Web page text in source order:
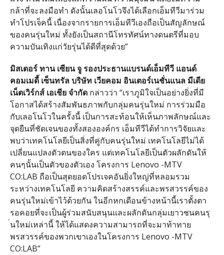
กล้าที่จะลงมือทำ ดังนั้นเลอโนโวจึงได้เลือกเอ็มทีวีมาร่วม
ทำโปรเจ็คนี้ เนื่องจากรายการเอ็มทีวีเองถือเป็นสัญลักษณ์
ของคนรุ่นใหม่ ทั้งยังเป็นสถานีโทรทัศน์ทางดนตรีที่มอบ
ความบันเทิงแก่วัยรุ่นได้ดีที่สุดด้วย”
มิสเตอร์ ทาน เซียน จู รองประธานแบรนด์เอ็มทีวี แอนด์
คอมเมดี้ เซ็นทรัล บริษัท เวียคอม อินเตอร์เนชั่นแนล มีเดีย
เน็ตเวิร์กส์ เอเชีย จำกัดกล่าวว่า “เราภูมิใจเป็นอย่างยิ่งที่มี
โอกาสได้สร้างสัมพันธภาพกับกลุ่มคนรุ่นใหม่ การร่วมมือ
กับเลอโนโวในครั้งนี้ เป็นการสะท้อนให้เห็นภาพลักษณ์และ
จุดยืนที่ชัดเจนของทั้งสององค์กร เอ็มทีวีได้ทำการวิจัยและ
พบว่าเทคโนโลยีเป็นสิ่งที่คู่กับคนรุ่นใหม่ เทคโนโลยีไม่ได้
เปลี่ยนแปลงตัวตนของใคร แต่เทคโนโลยีเป็นตัวผลักดันให้
คนๆนั้นเป็นตัวของตัวเอง โครงการ Lenovo -MTV
CO:LAB ถือเป็นสุดยอดโปรเจคอันยิ่งใหญ่ที่หลอมรวม
ระหว่างเทคโนโลยี ความคิดสร้างสรรค์และพรสวรรค์ของ
คนรุ่นใหม่เข้าไว้ด้วยกัน ในอีกหกเดือนข้างหน้านี้เราตั้งตา
รอคอยที่จะเป็นผู้ร่วมสนับสนุนและผลักดันกลุ่มเยาวชนคนรุ
่นใหม่เหล่านี้ ให้ได้แสดงความสามารถที่จะมาท้าทาย
พรสวรรค์ของพวกเขาเองในโครงการ Lenovo -MTV
CO:LAB”